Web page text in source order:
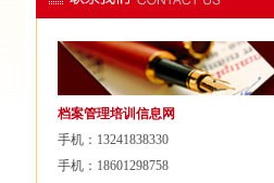
档案管理培训信息网
手机：13241838330
手机：18601298758